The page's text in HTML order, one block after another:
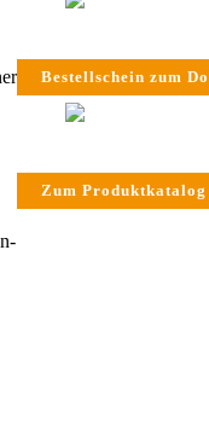
Bestellschein zum
Zum Produktkatalog